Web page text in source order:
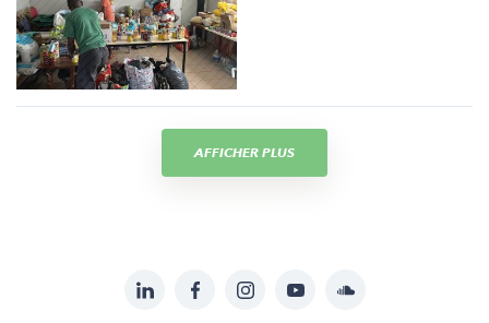
AFFICHER PLUS
LinkedInFacebookInstagramYouTubeSoundcloud